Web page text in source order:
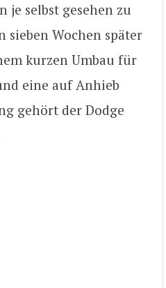
je selbst gesehen zu
Wochen später
kurzen Umbau für
eine auf Anhieb
gehört der Dodge